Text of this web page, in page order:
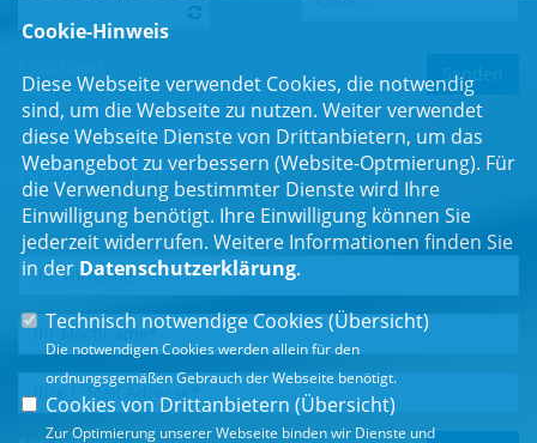
Newsletter
Erhalten Sie Neuigkeiten aus dem Landtag und der Region.
Cookie-Hinweis
Diese Webseite verwendet Cookies, die notwendig
sind, um die Webseite zu nutzen. Weiter verwendet
diese Webseite Dienste von Drittanbietern, um das
Webangebot zu verbessern (Website-Optmierung). Für
die Verwendung bestimmter Dienste wird Ihre
Einwilligung benötigt. Ihre Einwilligung können Sie
jederzeit widerrufen. Weitere Informationen finden Sie
in der Datenschutzerklärung.
Technisch notwendige Cookies (Übersicht)
Die notwendigen Cookies werden allein für den
ordnungsgemäßen Gebrauch der Webseite benötigt.
Cookies von Drittanbietern (Übersicht)
Zur Optimierung unserer Webseite binden wir Dienste und